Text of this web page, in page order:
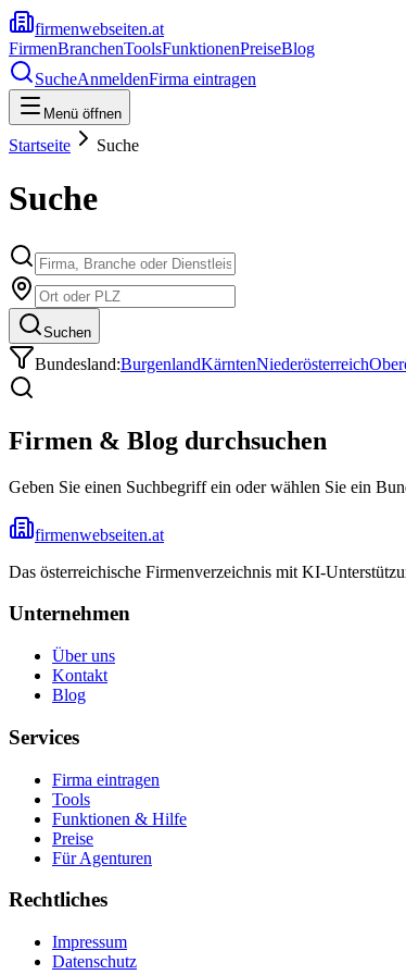
firmenwebseiten.at
FirmenBranchenToolsFunktionenPreiseBlog
SucheAnmeldenFirma eintragen
Menü öffnen
Startseite Suche
Suche
Suchen
Bundesland:BurgenlandKärntenNiederösterreich
Firmen & Blog durchsuchen
Geben Sie einen Suchbegriff ein oder wählen Sie ein
firmenwebseiten.at
Das österreichische Firmenverzeichnis mit KI-
Unternehmen
Über uns
Kontakt
Blog
Services
Firma eintragen
Tools
Funktionen & Hilfe
Preise
Für Agenturen
Rechtliches
Impressum
Datenschutz